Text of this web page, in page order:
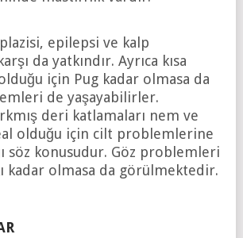
epilepsi ve kalp
da yatkındır. Ayrıca kısa
için Pug kadar olmasa da
de yaşayabilirler.
deri katlamaları nem ve
olduğu için cilt problemlerine
söz konusudur. Göz problemleri
kadar olmasa da görülmektedir.